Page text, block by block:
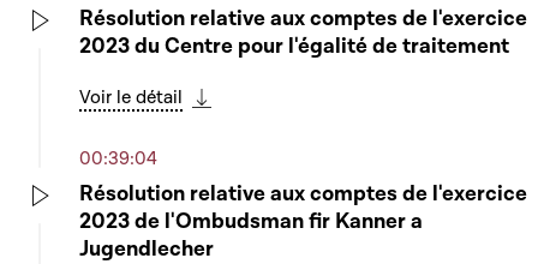
Résolution relative aux comptes de l'exercice
2023 du Centre pour l'égalité de traitement
Voir le détail
00:39:04
Résolution relative aux comptes de l'exercice
2023 de l'Ombudsman fir Kanner a
Jugendlecher